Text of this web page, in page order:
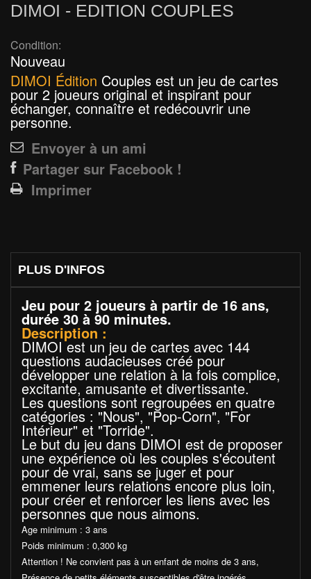
DIMOI - EDITION COUPLES
Condition:
Nouveau
DIMOI Édition Couples est un jeu de cartes
pour 2 joueurs original et inspirant pour
échanger, connaître et redécouvrir une
personne.
Envoyer à un ami
Partager sur Facebook !
Imprimer
PLUS D'INFOS
Jeu pour 2 joueurs à partir de 16 ans,
durée 30 à 90 minutes.
Description :
DIMOI est un jeu de cartes avec 144
questions audacieuses créé pour
développer une relation à la fois complice,
excitante, amusante et divertissante.
Les questions sont regroupées en quatre
catégories : "Nous", "Pop-Corn", "For
Intérieur" et "Torride".
Le but du jeu dans DIMOI est de proposer
une expérience où les couples s'écoutent
pour de vrai, sans se juger et pour
emmener leurs relations encore plus loin,
pour créer et renforcer les liens avec les
personnes que nous aimons.
Age minimum : 3 ans
Poids minimum : 0,300 kg
Attention ! Ne convient pas à un enfant de moins de 3 ans,